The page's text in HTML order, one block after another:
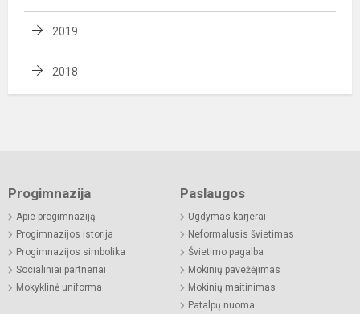
2019
2018
Progimnazija
Apie progimnaziją
Progimnazijos istorija
Progimnazijos simbolika
Socialiniai partneriai
Mokyklinė uniforma
Paslaugos
Ugdymas karjerai
Neformalusis švietimas
Švietimo pagalba
Mokinių pavežėjimas
Mokinių maitinimas
Patalpų nuoma